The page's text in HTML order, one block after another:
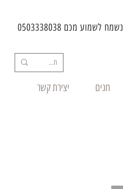
נשמח לשמוע מכם 0503338038
חגים יצירת קשר